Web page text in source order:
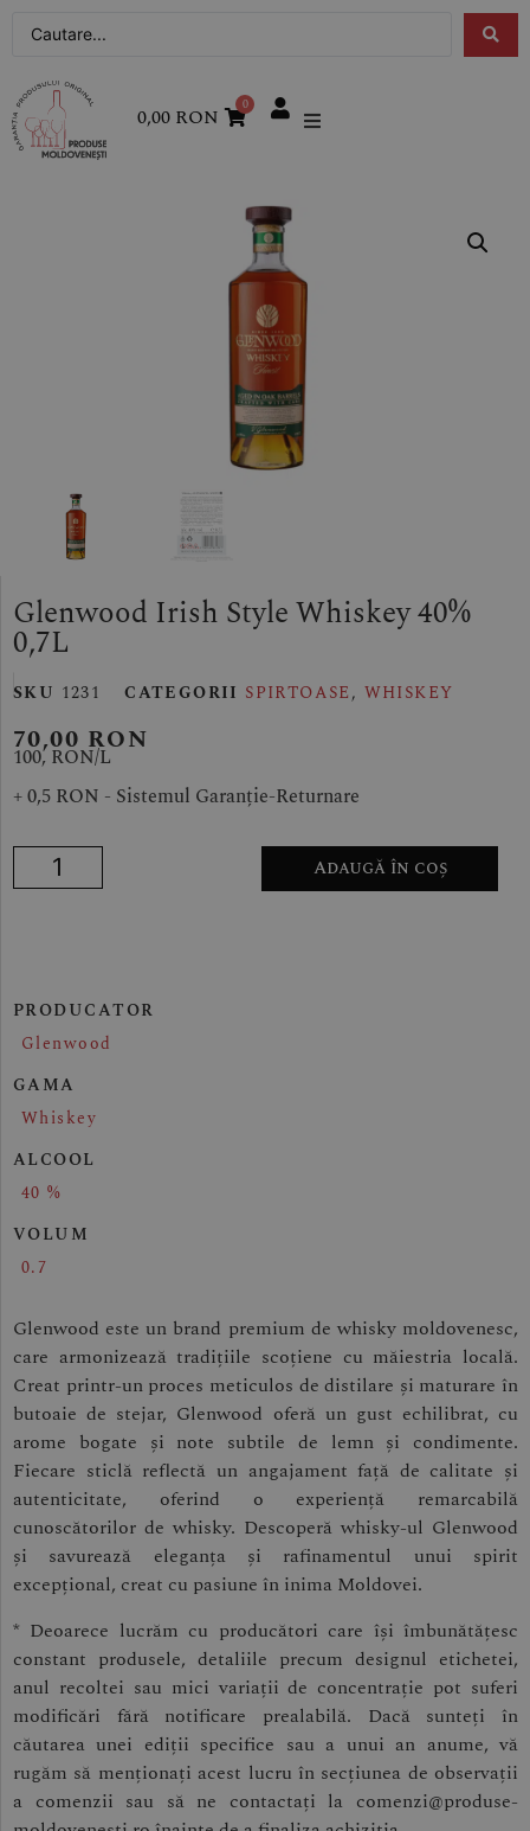
0,00 RON 0
Glenwood Irish Style Whiskey 40%
0,7L
SKU 1231 CATEGORII SPIRTOASE, WHISKEY
70,00 RON
100, RON/L
+ 0,5 RON - Sistemul Garanție-Returnare
Adaugă în coș
PRODUCATOR
Glenwood
GAMA
Whiskey
ALCOOL
40 %
VOLUM
0.7
Glenwood este un brand premium de whisky moldovenesc,
care armonizează tradițiile scoțiene cu măiestria locală.
Creat printr-un proces meticulos de distilare și maturare în
butoaie de stejar, Glenwood oferă un gust echilibrat, cu
arome bogate și note subtile de lemn și condimente.
Fiecare sticlă reflectă un angajament față de calitate și
autenticitate, oferind o experiență remarcabilă
cunoscătorilor de whisky. Descoperă whisky-ul Glenwood
și savurează eleganța și rafinamentul unui spirit
excepțional, creat cu pasiune în inima Moldovei.
* Deoarece lucrăm cu producători care își îmbunătățesc
constant produsele, detaliile precum designul etichetei,
anul recoltei sau mici variații de concentrație pot suferi
modificări fără notificare prealabilă. Dacă sunteți în
căutarea unei ediții specifice sau a unui an anume, vă
rugăm să menționați acest lucru în secțiunea de observații
a comenzii sau să ne contactați la comenzi@produse-